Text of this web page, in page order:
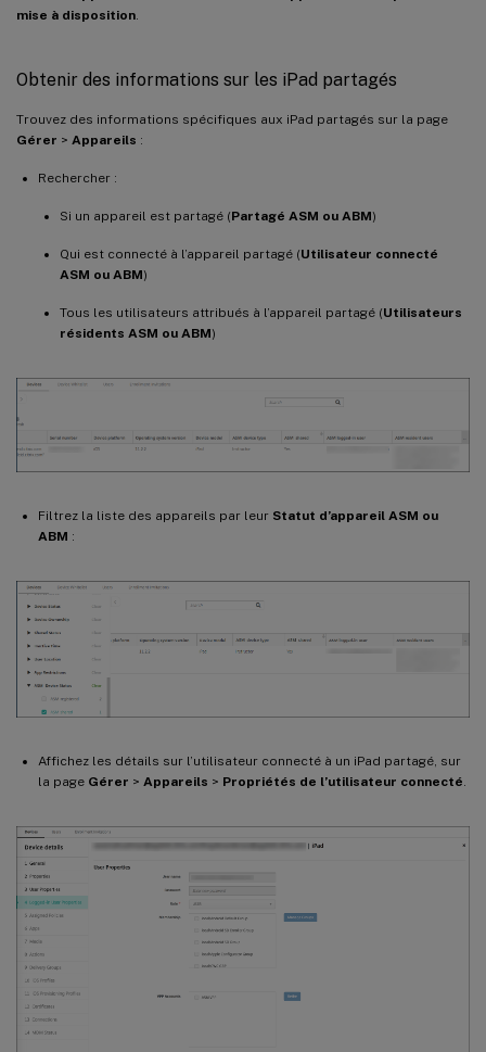
mise à disposition.
Obtenir des informations sur les iPad partagés
Trouvez des informations spécifiques aux iPad partagés sur la page
Gérer > Appareils :
Rechercher :
Si un appareil est partagé (Partagé ASM ou ABM)
Qui est connecté à l’appareil partagé (Utilisateur connecté
ASM ou ABM)
Tous les utilisateurs attribués à l’appareil partagé (Utilisateurs
résidents ASM ou ABM)
Filtrez la liste des appareils par leur Statut d’appareil ASM ou
ABM :
Affichez les détails sur l’utilisateur connecté à un iPad partagé, sur
la page Gérer > Appareils > Propriétés de l’utilisateur connecté